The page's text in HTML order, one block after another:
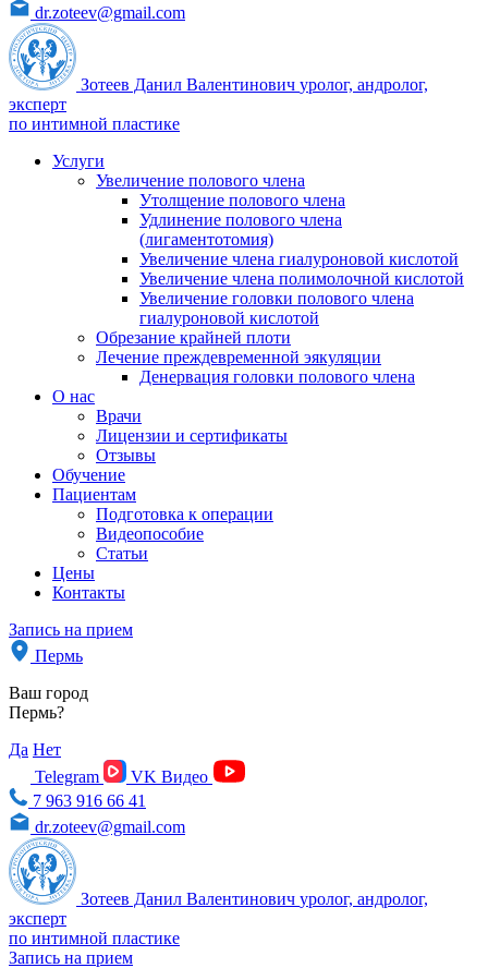
dr.zoteev@gmail.com
Зотеев Данил Валентинович уролог, андролог,
эксперт
по интимной пластике
Услуги
Увеличение полового члена
Утолщение полового члена
Удлинение полового члена
(лигаментотомия)
Увеличение члена гиалуроновой кислотой
Увеличение члена полимолочной кислотой
Увеличение головки полового члена
гиалуроновой кислотой
Обрезание крайней плоти
Лечение преждевременной эякуляции
Денервация головки полового члена
О нас
Врачи
Лицензии и сертификаты
Отзывы
Обучение
Пациентам
Подготовка к операции
Видеопособие
Статьи
Цены
Контакты
Запись на прием
Пермь
Ваш город
Пермь?
Да Нет
Telegram
VK Видео
7 963 916 66 41
dr.zoteev@gmail.com
Зотеев Данил Валентинович уролог, андролог,
эксперт
по интимной пластике
Запись на прием